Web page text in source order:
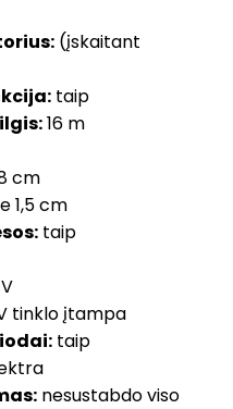
(įskaitant
taip
16 m
cm
1,5 cm
taip
tinklo įtampa
taip
nesustabdo viso